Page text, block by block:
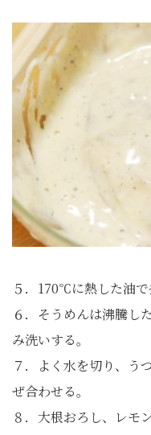
５．170℃に熱した油で
６．そうめんは沸騰し
み洗いする。
７．よく水を切り、う
ぜ合わせる。
８．大根おろし、レモ